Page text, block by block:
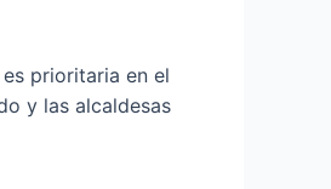
prioritaria en el
y las alcaldesas